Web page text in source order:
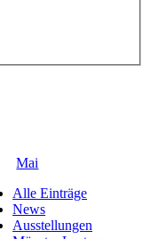
Mai
Alle Einträge
News
Ausstellungen